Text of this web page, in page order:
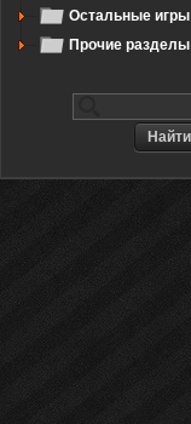
Остальные игры
Прочие разделы